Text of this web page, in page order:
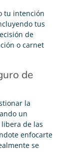
tu intención
tus
de
o carnet
de
la
un
de las
enfocarte
se